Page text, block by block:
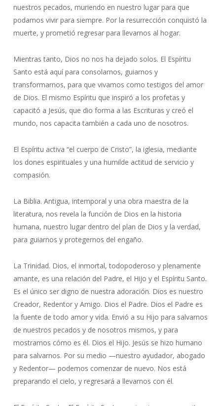
nuestros pecados, muriendo en nuestro lugar para que
podamos vivir para siempre. Por la resurrección conquistó la
muerte, y prometió regresar para llevarnos al hogar.
Mientras tanto, Dios no nos ha dejado solos. El Espíritu
Santo está aquí para consolarnos, guiarnos y
transformarnos, para que vivamos como testigos del amor
de Dios. El mismo Espíritu que inspiró a los profetas y
capacitó a Jesús, que dio forma a las Escrituras y creó el
mundo, nos capacita también a cada uno de nosotros.
El Espíritu activa “el cuerpo de Cristo”, la iglesia, mediante
los dones espirituales y una humilde actitud de servicio y
compasión.
La Biblia. Antigua, intemporal y una obra maestra de la
literatura, nos revela la función de Dios en la historia
humana, nuestro lugar dentro del plan de Dios y la verdad,
para guiarnos y protegernos del engaño.
La Trinidad. Dios, el inmortal, todopoderoso y plenamente
amante, es una relación del Padre, el Hijo y el Espíritu Santo.
Es el único ser digno de nuestra adoración. Dios es nuestro
Creador, Redentor y Amigo. Dios el Padre. Dios el Padre es
la fuente de todo amor y vida. Envió a su Hijo para salvarnos
de nuestros pecados y de nosotros mismos, y para
mostrarnos cómo es él. Dios el Hijo. Jesús se hizo humano
para salvarnos. Por su medio —nuestro ayudador, abogado
y Redentor— podemos comenzar de nuevo. Nos está
preparando el cielo, y regresará a llevarnos con él.